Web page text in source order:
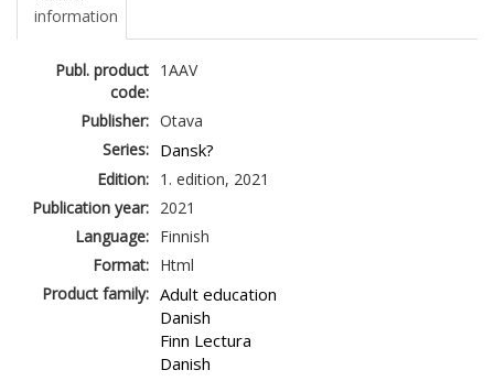
information
Publ. product
code:
1AAV
Publisher: Otava
Series: Dansk?
Edition: 1. edition, 2021
Publication year: 2021
Language: Finnish
Format: Html
Product family: Adult education
Danish
Finn Lectura
Danish